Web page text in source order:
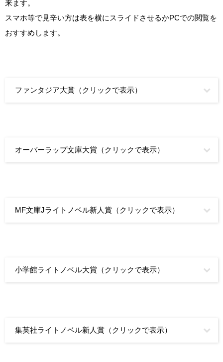
来ます。
スマホ等で見辛い方は表を横にスライドさせるかPCでの閲覧を
おすすめします。
ファンタジア大賞（クリックで表示）
オーバーラップ文庫大賞（クリックで表示）
MF文庫Jライトノベル新人賞（クリックで表示）
小学館ライトノベル大賞（クリックで表示）
集英社ライトノベル新人賞（クリックで表示）